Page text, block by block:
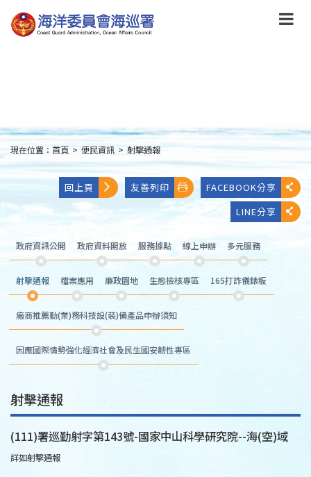
到
主
:::
現在位置： 首頁 > 便民資訊 > 射擊通報
回上頁 友善列印
FACEBOOK分享
LINE分享
政府資訊公開 政府資料開放 服務據點 線上申辦 多元服務
射擊通報 檔案應用 廉政園地 生態檢核專區 165打詐儀錶板
廠商推薦勤(業)務科技設(裝)備產品申辦須知
因應國際情勢強化經濟社會及民生國安韌性專區
射擊通報
(111)署巡勤射字第143號-國家中山科學研究院--海(空)域
詳如射擊通報